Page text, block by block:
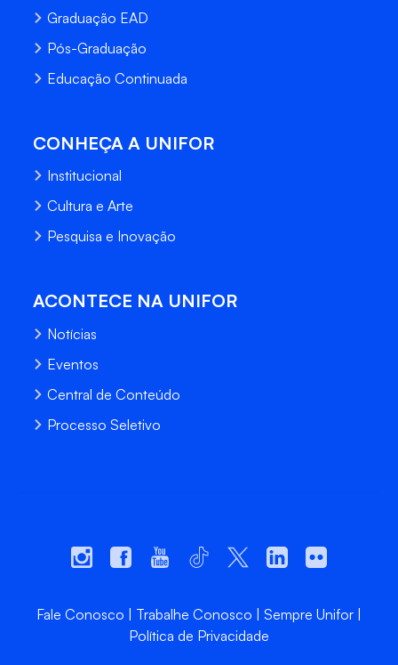
Graduação EAD
Pós-Graduação
Educação Continuada
CONHEÇA A UNIFOR
Institucional
Cultura e Arte
Pesquisa e Inovação
ACONTECE NA UNIFOR
Notícias
Eventos
Central de Conteúdo
Processo Seletivo
Fale Conosco Trabalhe Conosco
Sempre Unifor
Política de Privacidade